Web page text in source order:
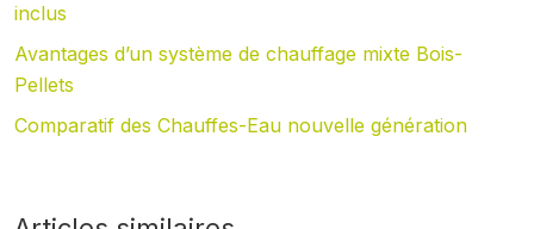
inclus
Avantages d’un système de chauffage mixte Bois-
Pellets
Comparatif des Chauffes-Eau nouvelle génération